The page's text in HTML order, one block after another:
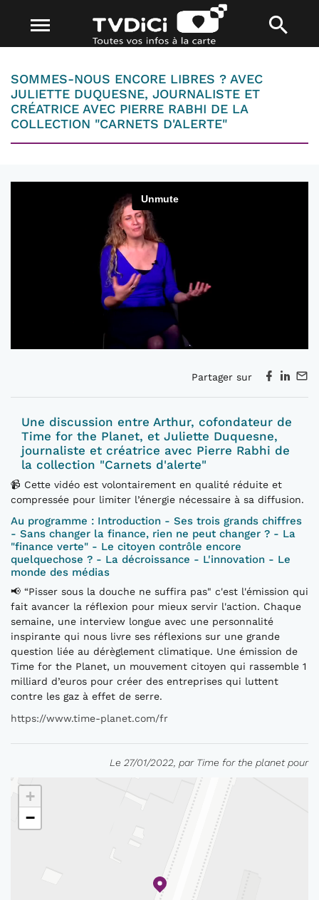
SOMMES-NOUS ENCORE LIBRES ? AVEC
JULIETTE DUQUESNE, JOURNALISTE ET
CRÉATRICE AVEC PIERRE RABHI DE LA
COLLECTION "CARNETS D'ALERTE"
Partager sur
Une discussion entre Arthur, cofondateur de
Time for the Planet, et Juliette Duquesne,
journaliste et créatrice avec Pierre Rabhi de
la collection "Carnets d'alerte"
📹 Cette vidéo est volontairement en qualité réduite et
compressée pour limiter l’énergie nécessaire à sa diffusion.
Au programme : Introduction - Ses trois grands chiffres
- Sans changer la finance, rien ne peut changer ? - La
"finance verte" - Le citoyen contrôle encore
quelquechose ? - La décroissance - L'innovation - Le
monde des médias
📢 “Pisser sous la douche ne suffira pas" c'est l'émission qui
fait avancer la réflexion pour mieux servir l'action. Chaque
semaine, une interview longue avec une personnalité
inspirante qui nous livre ses réflexions sur une grande
question liée au dérèglement climatique. Une émission de
Time for the Planet, un mouvement citoyen qui rassemble 1
milliard d’euros pour créer des entreprises qui luttent
contre les gaz à effet de serre.
https://www.time-planet.com/fr
Le 27/01/2022, par Time for the planet pour
+
−